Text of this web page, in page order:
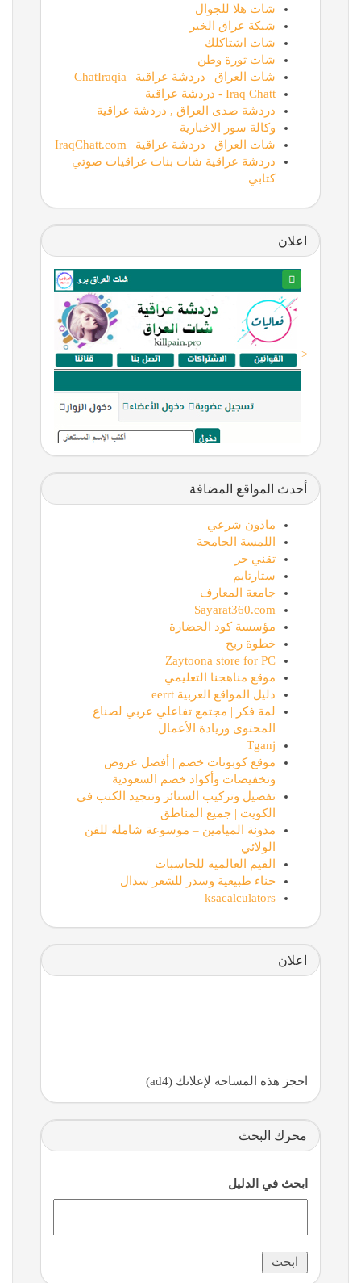
شات هلا للجوال
شبكة عراق الخير
شات اشتاكلك
شات ثورة وطن
شات العراق | دردشة عراقية | ChatIraqia
Iraq Chatt - دردشة عراقية
دردشة صدى العراق , دردشة عراقية
وكالة سور الاخبارية
شات العراق | دردشة عراقية | IraqChatt.com
دردشة عراقية شات بنات عراقيات صوتي
كتابي
اعلان
<
أحدث المواقع المضافة
ماذون شرعي
اللمسة الجامحة
تقني حر
ستارتايم
جامعة المعارف
Sayarat360.com
مؤسسة كود الحضارة
خطوة ربح
Zaytoona store for PC
موقع مناهجنا التعليمي
دليل المواقع العربية eerrt
لمة فكر | مجتمع تفاعلي عربي لصناع
المحتوى وريادة الأعمال
Tganj
موقع كوبونات خصم | أفضل عروض
وتخفيضات وأكواد خصم السعودية
تفصيل وتركيب الستائر وتنجيد الكنب في
الكويت | جميع المناطق
مدونة الميامين – موسوعة شاملة للفن
الولائي
القيم العالمية للحاسبات
حناء طبيعية وسدر للشعر سدال
ksacalculators
اعلان
احجز هذه المساحه لإعلانك (ad4)
محرك البحث
ابحث في الدليل